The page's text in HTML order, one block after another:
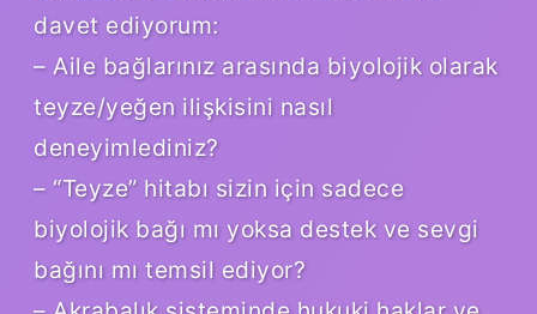
davet ediyorum:
– Aile bağlarınız arasında biyolojik olarak
teyze/yeğen ilişkisini nasıl
deneyimlediniz?
– “Te­yze” hitabı sizin için sadece
biyolojik bağı mı yoksa destek ve sevgi
bağını mı temsil ediyor?